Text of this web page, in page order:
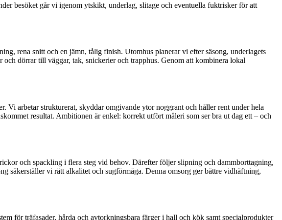
besöket går vi igenom ytskikt, underlag, slitage och eventuella fuktrisker för att
rena snitt och en jämn, tålig finish. Utomhus planerar vi efter säsong, underlagets
dörrar till väggar, tak, snickerier och trapphus. Genom att kombinera lokal
Vi arbetar strukturerat, skyddar omgivande ytor noggrant och håller rent under hela
resultat. Ambitionen är enkel: korrekt utfört måleri som ser bra ut dag ett – och
och spackling i flera steg vid behov. Därefter följer slipning och dammborttagning,
säkerställer vi rätt alkalitet och sugförmåga. Denna omsorg ger bättre vidhäftning,
för träfasader, hårda och avtorkningsbara färger i hall och kök samt specialprodukter